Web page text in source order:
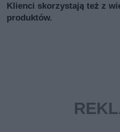
Klienci skorzystają też z
produktów.